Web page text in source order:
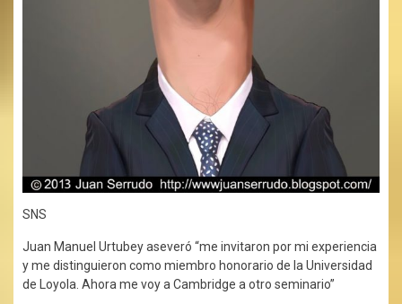
SNS
Juan Manuel Urtubey aseveró “me invitaron por mi experiencia
y me distinguieron como miembro honorario de la Universidad
de Loyola. Ahora me voy a Cambridge a otro seminario”